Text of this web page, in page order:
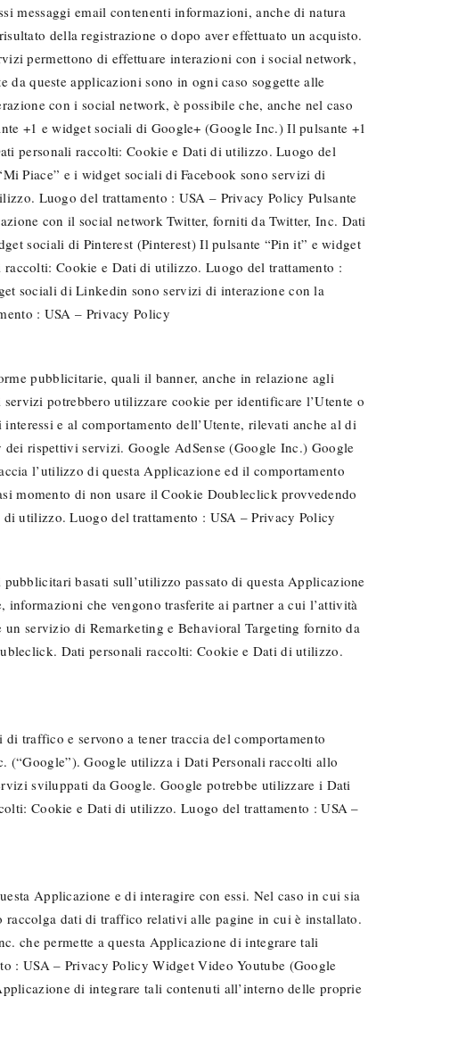
messaggi email contenenti informazioni, anche di natura
della registrazione o dopo aver effettuato un acquisto.
permettono di effettuare interazioni con i social network,
queste applicazioni sono in ogni caso soggette alle
con i social network, è possibile che, anche nel caso
+1 e widget sociali di Google+ (Google Inc.) Il pulsante +1
personali raccolti: Cookie e Dati di utilizzo. Luogo del
Piace” e i widget sociali di Facebook sono servizi di
Luogo del trattamento : USA – Privacy Policy Pulsante
con il social network Twitter, forniti da Twitter, Inc. Dati
sociali di Pinterest (Pinterest) Il pulsante “Pin it” e widget
Cookie e Dati di utilizzo. Luogo del trattamento :
sociali di Linkedin sono servizi di interazione con la
: USA – Privacy Policy
pubblicitarie, quali il banner, anche in relazione agli
potrebbero utilizzare cookie per identificare l’Utente o
e al comportamento dell’Utente, rilevati anche al di
rispettivi servizi. Google AdSense (Google Inc.) Google
l’utilizzo di questa Applicazione ed il comportamento
momento di non usare il Cookie Doubleclick provvedendo
utilizzo. Luogo del trattamento : USA – Privacy Policy
basati sull’utilizzo passato di questa Applicazione
che vengono trasferite ai partner a cui l’attività
servizio di Remarketing e Behavioral Targeting fornito da
Dati personali raccolti: Cookie e Dati di utilizzo.
traffico e servono a tener traccia del comportamento
Google utilizza i Dati Personali raccolti allo
sviluppati da Google. Google potrebbe utilizzare i Dati
Cookie e Dati di utilizzo. Luogo del trattamento : USA –
Applicazione e di interagire con essi. Nel caso in cui sia
dati di traffico relativi alle pagine in cui è installato.
che permette a questa Applicazione di integrare tali
: USA – Privacy Policy Widget Video Youtube (Google
di integrare tali contenuti all’interno delle proprie